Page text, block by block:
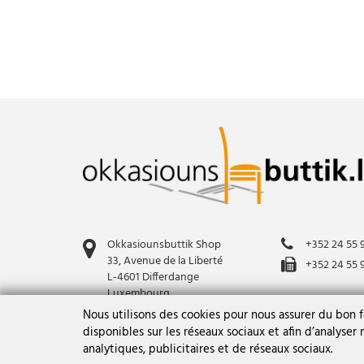
Nous utilisons des cookies pour nous assurer du
disponibles sur les réseaux sociaux et afin
analytiques, publicitaires et de réseaux sociaux.
Tables de nuits
Tables salle à manger
Tables salle à manger RA
Ustensilles Cuisine
Vaisselles
Vitrines
Table de nuit
Table salle à manger
Table salle à manger avec
Tableau
Tabouret
Vitrine
Okkasiounsbuttik Shop
33, Avenue de la Liberté
L-4601 Differdange
Luxembourg
+352 24 55
+352 24 55